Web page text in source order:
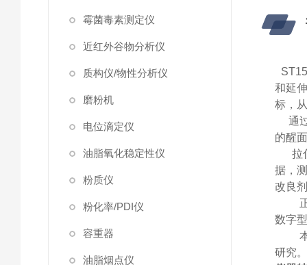
霉菌毒素测定仪
近红外谷物分析仪
质构仪/物性分析仪
磨粉机
电位滴定仪
油脂氧化稳定性仪
粉质仪
粉化率/PDI仪
容重器
油脂烟点仪
和延
标，
通过
的醒
拉
据，
改良
数字
研究